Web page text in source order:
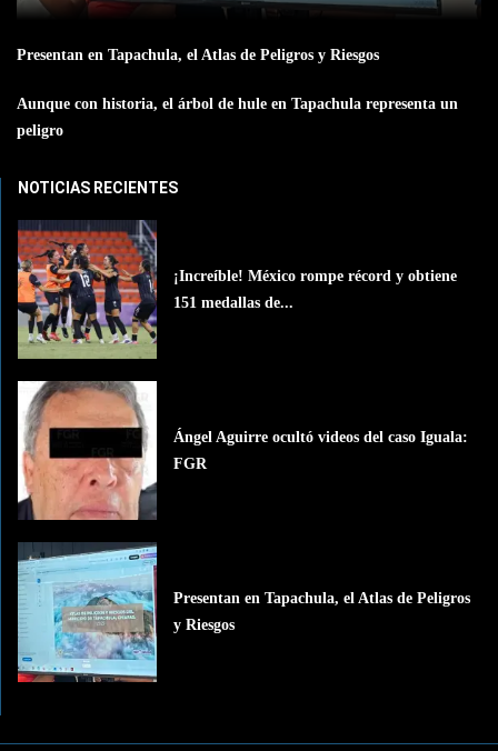
Presentan en Tapachula, el Atlas de Peligros y Riesgos
Aunque con historia, el árbol de hule en Tapachula representa un
peligro
NOTICIAS RECIENTES
¡Increíble! México rompe récord y obtiene
151 medallas de...
Ángel Aguirre ocultó videos del caso Iguala:
FGR
Presentan en Tapachula, el Atlas de Peligros
y Riesgos